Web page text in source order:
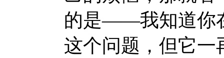
的是——我知道你
这个问题，但它